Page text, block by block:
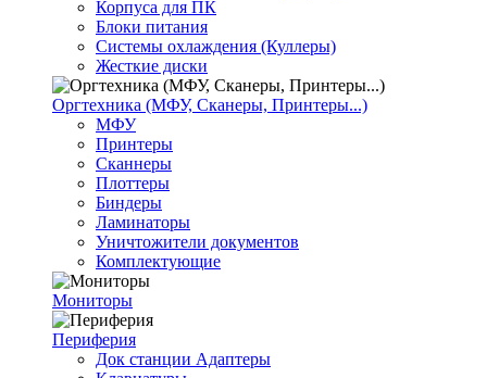
Корпуса для ПК
Блоки питания
Системы охлаждения (Куллеры)
Жесткие диски
Оргтехника (МФУ, Сканеры, Принтеры...)
МФУ
Принтеры
Сканнеры
Плоттеры
Биндеры
Ламинаторы
Уничтожители документов
Комплектующие
Мониторы
Периферия
Док станции Адаптеры